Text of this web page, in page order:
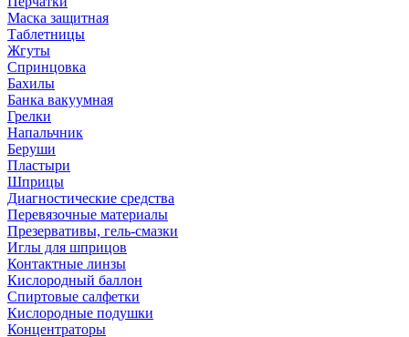
Маска защитная
Таблетницы
Жгуты
Спринцовка
Бахилы
Банка вакуумная
Грелки
Напальчник
Беруши
Пластыри
Шприцы
Диагностические средства
Перевязочные материалы
Презервативы, гель-смазки
Иглы для шприцов
Контактные линзы
Кислородный баллон
Спиртовые салфетки
Кислородные подушки
Концентраторы